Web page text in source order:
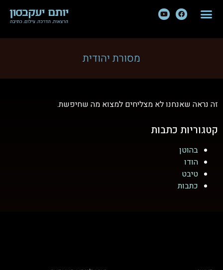
מסורת יהודית
זה נראה שאנחנו לא מצליחים למצוא מה שחיפשת.
קטגוריות כתבות
בהוטן
הודו
טיבט
כתבות